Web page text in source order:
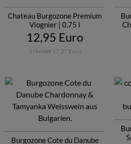
Chateau Burgozone Premium
Viognier | 0,75 l
12,95 Euro
1 l kostet 17,27 Euro
Burgozone Cote du Danube